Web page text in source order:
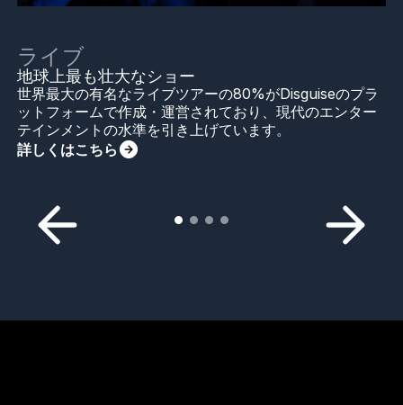
ライブ
地球上最も壮大なショー
世界最大の有名なライブツアーの80%がDisguiseのプラ
ットフォームで作成・運営されており、現代のエンター
テインメントの水準を引き上げています。
詳しくはこちら